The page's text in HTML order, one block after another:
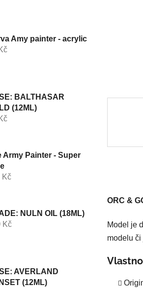
Amy painter - acrylic
BALTHASAR
(12ML)
Army Painter - Super
Kč
NULN OIL (18ML)
Kč
AVERLAND
(12ML)
ORC &
Model je
modelu či